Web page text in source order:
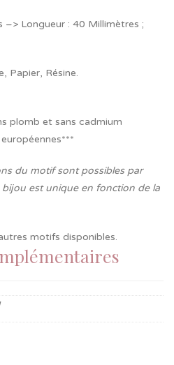
–> Longueur : 40 Millimètres ;
Papier, Résine.
plomb et sans cadmium
du motif sont possibles par
est unique en fonction de la
motifs disponibles.